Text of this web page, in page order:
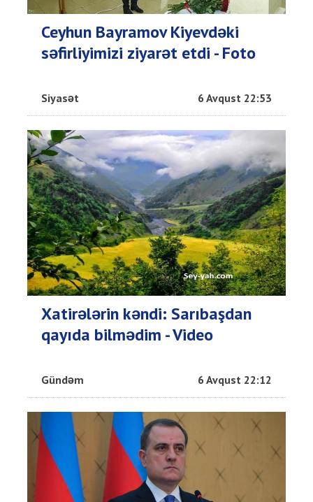
Ceyhun Bayramov Kiyevdəki
səfirliyimizi ziyarət etdi - Foto
Siyasət 6 Avqust 22:53
Xatirələrin kəndi: Sarıbaşdan
qayıda bilmədim - Video
Gündəm 6 Avqust 22:12